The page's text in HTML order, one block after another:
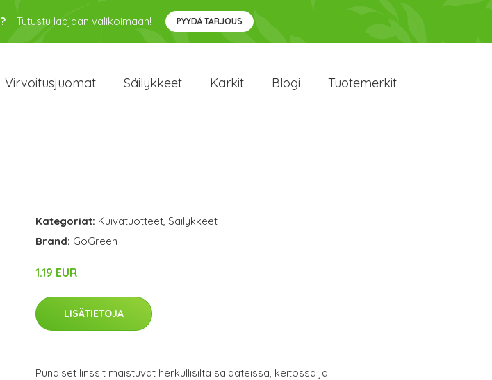
Tutustu laajaan valikoimaan! PYYDÄ TARJOUS
Virvoitusjuomat Säilykkeet Karkit Blogi Tuotemerkit
Kategoriat: Kuivatuotteet, Säilykkeet
Brand: GoGreen
1.19 EUR
LISÄTIETOJA
Punaiset linssit maistuvat herkullisilta salaateissa, keitossa ja